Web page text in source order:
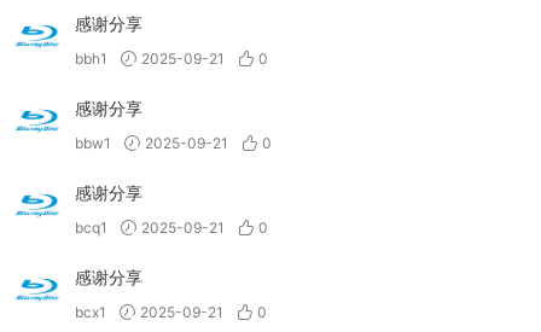
感谢分享
bbh1 2025-09-21 0
感谢分享
bbw1 2025-09-21 0
感谢分享
bcq1 2025-09-21 0
感谢分享
bcx1 2025-09-21 0